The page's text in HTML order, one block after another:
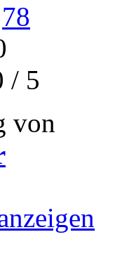
78
/ 5
von